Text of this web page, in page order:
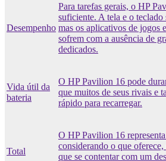
Desempenho
Para tarefas gerais, o HP
suficiente. A tela e o teclado
mas os aplicativos de jogos
sofrem com a ausência de
dedicados.
Vida útil da
bateria
O HP Pavilion 16 pode
que muitos de seus rivais e
rápido para recarregar.
Total
O HP Pavilion 16
considerando o que oferece,
que se contentar com um